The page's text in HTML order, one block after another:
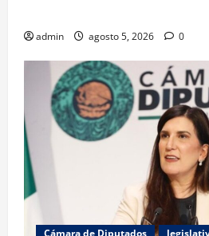
admin agosto 5, 2026 0
Cámara de Diputados